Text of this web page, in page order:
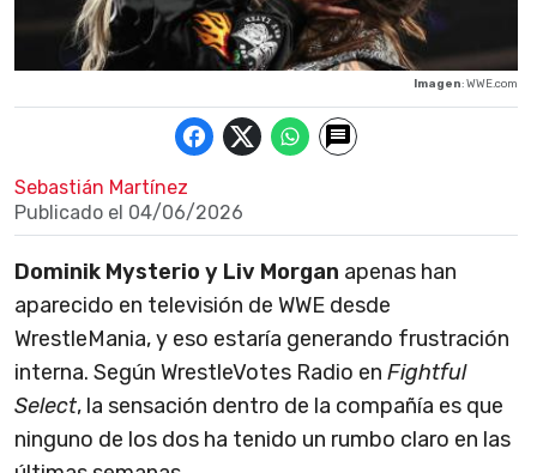
Imagen: WWE.com
Sebastián Martínez
Publicado el 04/06/2026
Dominik Mysterio y Liv Morgan apenas han
aparecido en televisión de WWE desde
WrestleMania, y eso estaría generando frustración
interna. Según WrestleVotes Radio en Fightful
Select, la sensación dentro de la compañía es que
ninguno de los dos ha tenido un rumbo claro en las